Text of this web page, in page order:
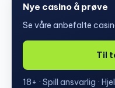
Nye casino å prøve
Se våre anbefalte
Til
18+ · Spill ansvarlig ·